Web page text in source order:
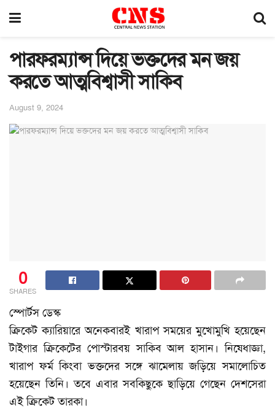
পারফরম্যান্স দিয়ে ভক্তদের মন জয়
করতে আত্মবিশ্বাসী সাকিব
August 9, 2024
0
SHARES
স্পোর্টস ডেস্ক
ক্রিকেট ক্যারিয়ারে অনেকবারই খারাপ সময়ের মুখোমুখি হয়েছেন
টাইগার ক্রিকেটের পোস্টারবয় সাকিব আল হাসান। নিষেধাজ্ঞা,
খারাপ ফর্ম কিংবা ভক্তদের সঙ্গে ঝামেলায় জড়িয়ে সমালোচিত
হয়েছেন তিনি। তবে এবার সবকিছুকে ছাড়িয়ে গেছেন দেশসেরা
এই ক্রিকেট তারকা।